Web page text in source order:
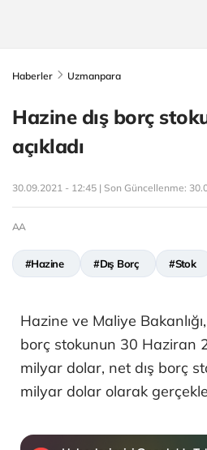
Haberler Uzmanpara
Hazine dış borç
açıkladı
30.09.2021 - 12:45 | Son Güncellenme:
AA
#Hazine #Dış Borç #Stok
Hazine ve Maliye
borç stokunun 30 Haziran
milyar dolar, net dış borç
milyar dolar olarak